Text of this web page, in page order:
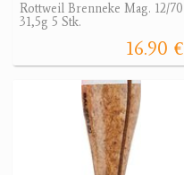
Rottweil Brenneke Mag. 12/70
31,5g 5 Stk.
16.90 €